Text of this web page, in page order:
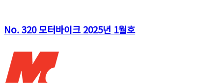
No. 320 모터바이크 2025년 1월호